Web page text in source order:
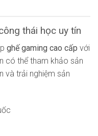
thái học uy tín
ghế gaming cao cấp với
có thể tham khảo sản
và trải nghiệm sản